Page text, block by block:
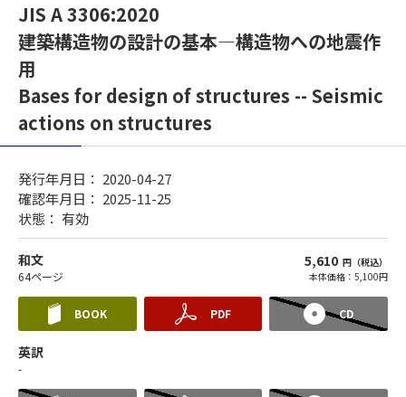
JIS A 3306:2020
建築構造物の設計の基本―構造物への地震作
用
Bases for design of structures -- Seismic
actions on structures
発行年月日： 2020-04-27
確認年月日： 2025-11-25
状態： 有効
和文
64ページ
5,610 円（税込）
本体価格：5,100円
BOOK PDF CD
英訳
-